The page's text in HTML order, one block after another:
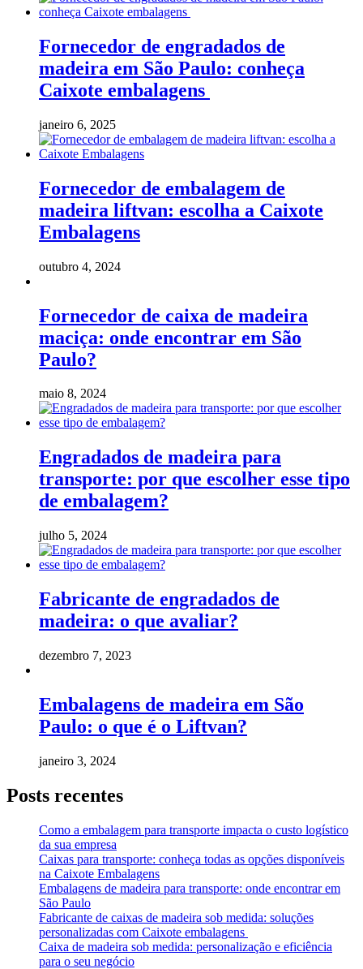
Fornecedor de engradados de
madeira em São Paulo: conheça
Caixote embalagens
janeiro 6, 2025
Fornecedor de embalagem de
madeira liftvan: escolha a Caixote
Embalagens
outubro 4, 2024
Fornecedor de caixa de madeira
maciça: onde encontrar em São
Paulo?
maio 8, 2024
Engradados de madeira para
transporte: por que escolher esse tipo
de embalagem?
julho 5, 2024
Fabricante de engradados de
madeira: o que avaliar?
dezembro 7, 2023
Embalagens de madeira em São
Paulo: o que é o Liftvan?
janeiro 3, 2024
Posts recentes
Como a embalagem para transporte impacta o custo logístico
da sua empresa
Caixas para transporte: conheça todas as opções disponíveis
na Caixote Embalagens
Embalagens de madeira para transporte: onde encontrar em
São Paulo
Fabricante de caixas de madeira sob medida: soluções
personalizadas com Caixote embalagens
Caixa de madeira sob medida: personalização e eficiência
para o seu negócio